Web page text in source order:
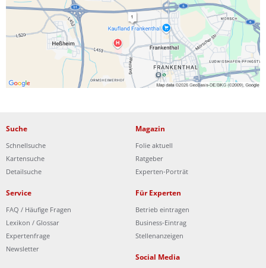
Ist Ihre Werkstatt schon dabei?
Kostenlos eintragen
Suche
Schnellsuche
Kartensuche
Detailsuche
Magazin
Folie aktuell
Ratgeber
Experten-Porträt
Service
FAQ / Häufige Fragen
Lexikon / Glossar
Expertenfrage
Newsletter
Für Experten
Betrieb eintragen
Business-Eintrag
Stellenanzeigen
Social Media